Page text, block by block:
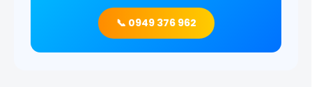
📞 0949 376 962